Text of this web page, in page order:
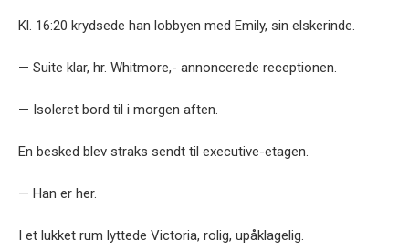
Kl. 16:20 krydsede han lobbyen med Emily, sin elskerinde.
— Suite klar, hr. Whitmore,- annoncerede receptionen.
— Isoleret bord til i morgen aften.
En besked blev straks sendt til executive-etagen.
— Han er her.
I et lukket rum lyttede Victoria, rolig, upåklagelig.